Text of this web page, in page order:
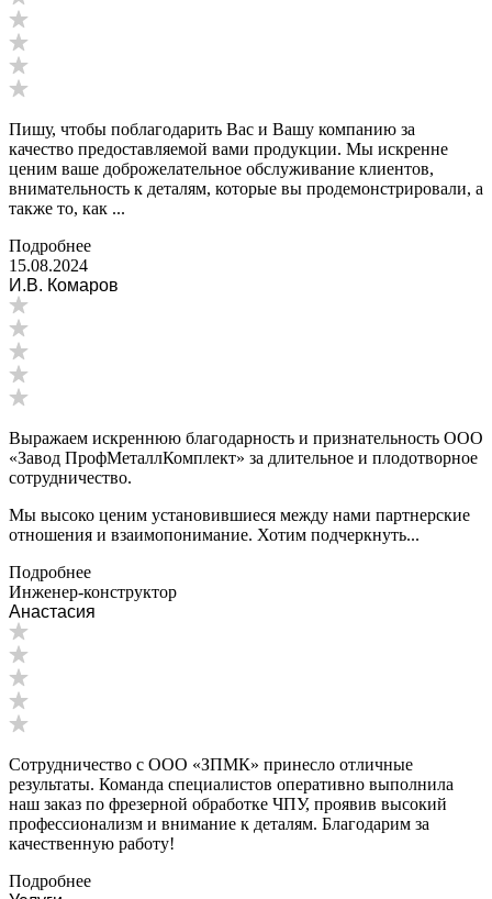
Пишу, чтобы поблагодарить Вас и Вашу компанию за
качество предоставляемой вами продукции. Мы искренне
ценим ваше доброжелательное обслуживание клиентов,
внимательность к деталям, которые вы продемонстрировали, а
также то, как ...
Подробнее
15.08.2024
И.В. Комаров
Выражаем искреннюю благодарность и признательность ООО
«Завод ПрофМеталлКомплект» за длительное и плодотворное
сотрудничество.
Мы высоко ценим установившиеся между нами партнерские
отношения и взаимопонимание. Хотим подчеркнуть...
Подробнее
Инженер-конструктор
Анастасия
Сотрудничество с ООО «ЗПМК» принесло отличные
результаты. Команда специалистов оперативно выполнила
наш заказ по фрезерной обработке ЧПУ, проявив высокий
профессионализм и внимание к деталям. Благодарим за
качественную работу!
Подробнее